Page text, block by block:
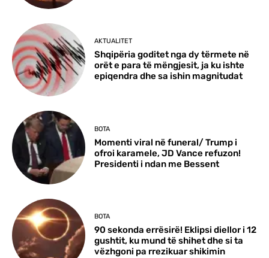
AKTUALITET
Shqipëria goditet nga dy tërmete në
orët e para të mëngjesit, ja ku ishte
epiqendra dhe sa ishin magnitudat
BOTA
Momenti viral në funeral/ Trump i
ofroi karamele, JD Vance refuzon!
Presidenti i ndan me Bessent
BOTA
90 sekonda errësirë! Eklipsi diellor i 12
gushtit, ku mund të shihet dhe si ta
vëzhgoni pa rrezikuar shikimin